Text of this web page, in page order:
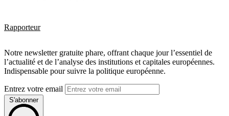
Rapporteur
Notre newsletter gratuite phare, offrant chaque jour l’essentiel de
l’actualité et de l’analyse des institutions et capitales européennes.
Indispensable pour suivre la politique européenne.
Entrez votre email
S'abonner